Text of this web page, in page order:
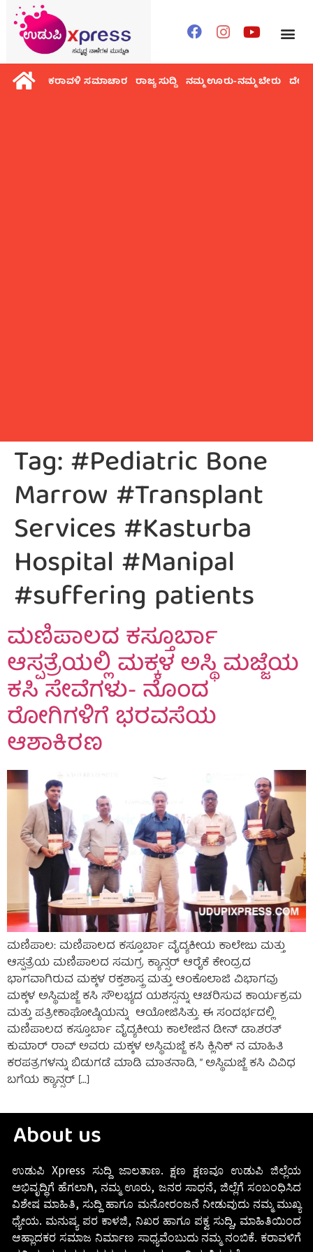
ಕರಾವಳಿ ಸಮಾಚಾರ ರಾಜ್ಯ ಸುದ್ದಿ ನಮ್ಮ ಊರು-ನಮ್ಮ ಬೇರು ದೇಶ
Tag:#Pediatric Bone
Marrow #Transplant
Services #Kasturba
Hospital #Manipal
#suffering patients
ಮಣಿಪಾಲದ ಕಸ್ತೂರ್ಬಾ
ಆಸ್ಪತ್ರೆಯಲ್ಲಿ ಮಕ್ಕಳ ಅಸ್ಥಿ ಮಜ್ಜೆಯ
ಕಸಿ ಸೇವೆಗಳು- ನೊಂದ
ರೋಗಿಗಳಿಗೆ ಭರವಸೆಯ
ಆಶಾಕಿರಣ
ಮಣಿಪಾಲ: ಮಣಿಪಾಲದ ಕಸ್ತೂರ್ಬಾ ವೈದ್ಯಕೀಯ ಕಾಲೇಜು ಮತ್ತು
ಆಸ್ಪತ್ರೆಯ ಮಣಿಪಾಲದ ಸಮಗ್ರ ಕ್ಯಾನ್ಸರ್ ಆರೈಕೆ ಕೇಂದ್ರದ
ಭಾಗವಾಗಿರುವ ಮಕ್ಕಳ ರಕ್ತಶಾಸ್ತ್ರ ಮತ್ತು ಆಂಕೊಲಾಜಿ ವಿಭಾಗವು
ಮಕ್ಕಳ ಅಸ್ಥಿಮಜ್ಜೆ ಕಸಿ ಸೌಲಭ್ಯದ ಯಶಸ್ಸನ್ನು ಆಚರಿಸುವ ಕಾರ್ಯಕ್ರಮ
ಮತ್ತು ಪತ್ರೀಕಾಘೋಷ್ಠಿಯನ್ನು ಆಯೋಜಿಸಿತ್ತು. ಈ ಸಂದರ್ಭದಲ್ಲಿ
ಮಣಿಪಾಲದ ಕಸ್ತೂರ್ಬಾ ವೈದ್ಯಕೀಯ ಕಾಲೇಜಿನ ಡೀನ್ ಡಾ.ಶರತ್
ಕುಮಾರ್ ರಾವ್ ಅವರು ಮಕ್ಕಳ ಅಸ್ಥಿಮಜ್ಜೆ ಕಸಿ ಕ್ಲಿನಿಕ್ ನ ಮಾಹಿತಿ
ಕರಪತ್ರಗಳನ್ನು ಬಿಡುಗಡೆ ಮಾಡಿ ಮಾತನಾಡಿ, ” ಅಸ್ಥಿಮಜ್ಜೆ ಕಸಿ ವಿವಿಧ
ಬಗೆಯ ಕ್ಯಾನ್ಸರ್ […]
About us
ಉಡುಪಿ Xpress ಸುದ್ದಿ ಜಾಲತಾಣ. ಕ್ಷಣ ಕ್ಷಣವೂ ಉಡುಪಿ ಜಿಲ್ಲೆಯ
ಅಭಿವೃದ್ಧಿಗೆ ಹೆಗಲಾಗಿ, ನಮ್ಮ ಊರು, ಜನರ ಸಾಧನೆ, ಜಿಲ್ಲೆಗೆ ಸಂಬಂಧಿಸಿದ
ವಿಶೇಷ ಮಾಹಿತಿ, ಸುದ್ದಿ ಹಾಗೂ ಮನೋರಂಜನೆ ನೀಡುವುದು ನಮ್ಮ ಮುಖ್ಯ
ಧ್ಯೇಯ. ಮನುಷ್ಯ ಪರ ಕಾಳಜಿ, ನಿಖರ ಹಾಗೂ ಪಕ್ವ ಸುದ್ದಿ, ಮಾಹಿತಿಯಿಂದ
ಆಹ್ಲಾದಕರ ಸಮಾಜ ನಿರ್ಮಾಣ ಸಾಧ್ಯವೆಂಬುದು ನಮ್ಮ ನಂಬಿಕೆ. ಕರಾವಳಿಗೆ